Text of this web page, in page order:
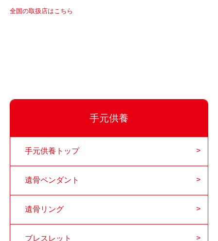
全国の取扱店はこちら
手元供養
手元供養トップ
遺骨ペンダント
遺骨リング
ブレスレット